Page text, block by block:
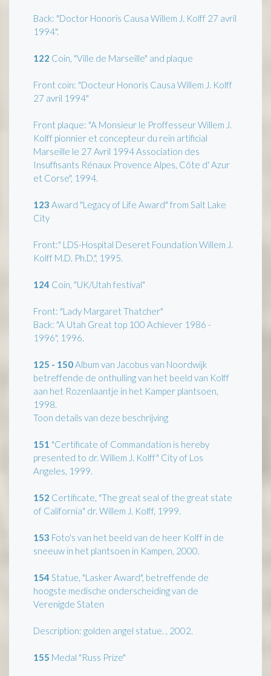
Back: "Doctor Honoris Causa Willem J. Kolff 27 avril
1994".
122 Coin, "Ville de Marseille" and plaque
Front coin: "Docteur Honoris Causa Willem J. Kolff
27 avril 1994"
Front plaque: "A Monsieur le Proffesseur Willem J.
Kolff pionnier et concepteur du rein artificial
Marseille le 27 Avril 1994 Association des
Insuffisants Rénaux Provence Alpes, Côte d' Azur
et Corse", 1994.
123 Award "Legacy of Life Award" from Salt Lake
City
Front:" LDS-Hospital Deseret Foundation Willem J.
Kolff M.D. Ph.D.", 1995.
124 Coin, "UK/Utah festival"
Front: "Lady Margaret Thatcher"
Back: "A Utah Great top 100 Achiever 1986 -
1996", 1996.
125 - 150Album van Jacobus van Noordwijk
betreffende de onthulling van het beeld van Kolff
aan het Rozenlaantje in het Kamper plantsoen,
1998.
Toon details van deze beschrijving
151 "Certificate of Commandation is hereby
presented to dr. Willem J. Kolff" City of Los
Angeles, 1999.
152 Certificate, "The great seal of the great state
of California" dr. Willem J. Kolff, 1999.
153 Foto's van het beeld van de heer Kolff in de
sneeuw in het plantsoen in Kampen, 2000.
154 Statue, "Lasker Award", betreffende de
hoogste medische onderscheiding van de
Verenigde Staten
Description: golden angel statue. , 2002.
155 Medal "Russ Prize"